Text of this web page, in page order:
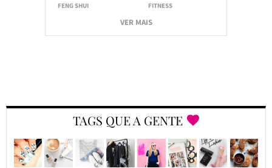
FENG SHUI
FITNESS
VER MAIS
TAGS QUE A GENTE